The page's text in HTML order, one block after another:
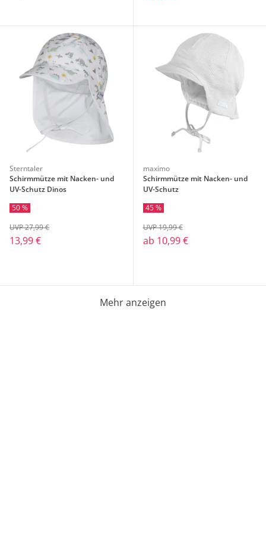
Sterntaler
Schirmmütze mit Nacken- und
UV-Schutz Dinos
50 %
13,99 €
UVP 27,99 €
maximo
Schirmmütze mit Nacken- und
UV-Schutz
45 %
ab 10,99 €
UVP 19,99 €
Mehr anzeigen